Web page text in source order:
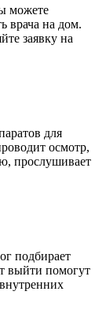
можете
врача на дом.
заявку на
для
осмотр,
прослушивает
подбирает
выйти помогут